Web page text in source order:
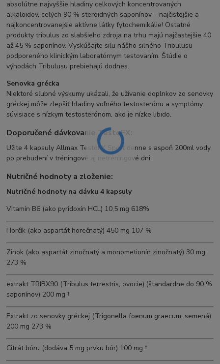
absolútne najvyššie hladiny celkových koncentrovaných
alkaloidov, celých 90 % steroidných saponínov – najčistejšie a
najkoncentrovanejšie aktívne látky fytochemikálie! Ostatné
produkty tribulus zo slabšieho zdroja na trhu majú najčastejšie 40
až 45 % saponínov. Vyskúšajte silu nášho silného Tribulusu
podporeného klinickým laboratórnym testovaním. Štúdie o
výhodách Tribulusu prebiehajú dodnes.
Senovka grécka
Niektoré sľubné výskumy ukázali, že užívanie doplnkov zo senovky
gréckej môže zlepšiť hladiny voľného testosterónu a symptómy
súvisiace s nízkym testosterónom, ako je nízke libido.
Doporučené dávkovanie TestoFX:
Užite 4 kapsuly Allmax TestoFX Sport denne s aspoň 200ml vody
po prebudení v tréningové aj netréningové dni.
Nutričné hodnoty a zloženie:
Nutričné hodnoty na dávku 4 kapsuly
Vitamín B6 (ako pyridoxín HCL) 10,5 mg 618%
Horčík (ako aspartát horečnatý) 450 mg 107 %
Zinok (ako aspartát zinočnatý a monometionín zinočnatý) 30 mg
273 %
extrakt TRIBX90 (Tribulus terrestris, ovocie).(štandardne do 90 %
saponínov) 200 mg †
Extrakt zo senovky gréckej (Trigonella foenum graecum, semená)
200 mg 273 %
Citrát bóru (dodáva 5 mg prvku bór) 100 mg †